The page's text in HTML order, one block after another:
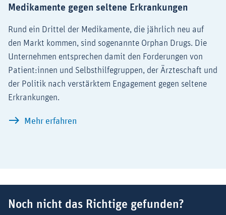
Medikamente gegen seltene Erkrankungen
Rund ein Drittel der Medikamente, die jährlich neu auf
den Markt kommen, sind sogenannte Orphan Drugs. Die
Unternehmen entsprechen damit den Forderungen von
Patient:innen und Selbsthilfegruppen, der Ärzteschaft und
der Politik nach verstärktem Engagement gegen seltene
Erkrankungen.
Mehr erfahren
Noch nicht das Richtige gefunden?